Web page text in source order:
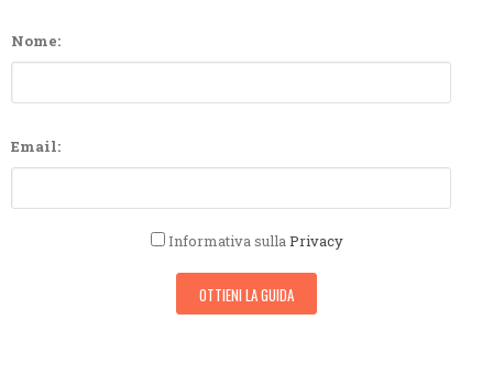
Nome:
Email:
Informativa sullaPrivacy